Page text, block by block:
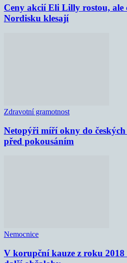
Ceny akcií Eli Lilly rostou, ale
Nordisku klesají
Zdravotní gramotnost
Netopýři míří okny do
před pokousáním
Nemocnice
V korupční kauze z roku